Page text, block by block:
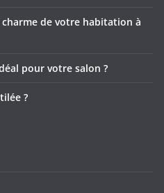
de votre habitation à
pour votre salon ?
?